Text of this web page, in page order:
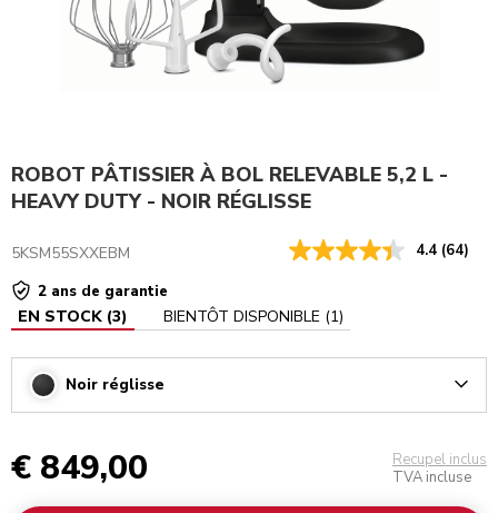
ROBOT PÂTISSIER À BOL RELEVABLE 5,2 L -
HEAVY DUTY - NOIR RÉGLISSE
5KSM55SXXEBM 4.4 (64)
2 ans de garantie
EN STOCK (3) BIENTÔT DISPONIBLE (1)
Noir réglisse
€ 849,00
Recupel inclus
TVA incluse